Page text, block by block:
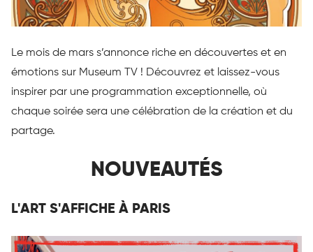
Le mois de mars s’annonce riche en découvertes et en
émotions sur Museum TV ! Découvrez et laissez-vous
inspirer par une programmation exceptionnelle, où
chaque soirée sera une célébration de la création et du
partage.
NOUVEAUTÉS
L'ART S'AFFICHE À PARIS